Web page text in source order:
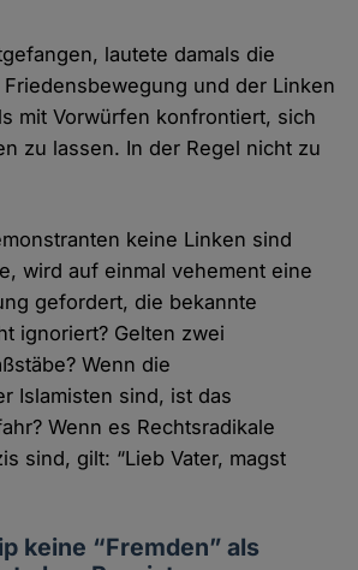
lautete damals die
und der Linken
mit Vorwürfen konfrontiert, sich
zu lassen. In der Regel nicht zu
keine Linken sind
wird auf einmal vehement eine
gefordert, die bekannte
ignoriert? Gelten zwei
Wenn die
Islamisten sind, ist das
Wenn es Rechtsradikale
sind, gilt: “Lieb Vater, magst
keine “Fremden” als